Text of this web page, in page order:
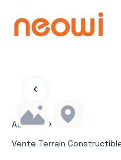
Accueil
Vente Terrain